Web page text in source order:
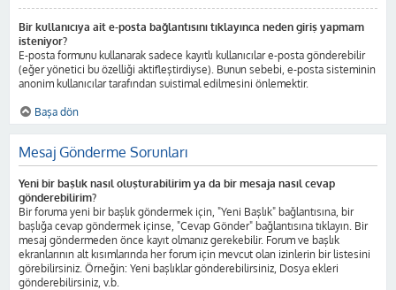
Bir kullanıcıya ait e-posta bağlantısını tıklayınca neden giriş yapmam
isteniyor?
E-posta formunu kullanarak sadece kayıtlı kullanıcılar e-posta gönderebilir
(eğer yönetici bu özelliği aktifleştirdiyse). Bunun sebebi, e-posta sisteminin
anonim kullanıcılar tarafından suistimal edilmesini önlemektir.
Başa dön
Mesaj Gönderme Sorunları
Yeni bir başlık nasıl oluşturabilirim ya da bir mesaja nasıl cevap
gönderebilirim?
Bir foruma yeni bir başlık göndermek için, "Yeni Başlık" bağlantısına, bir
başlığa cevap göndermek içinse, "Cevap Gönder" bağlantısına tıklayın. Bir
mesaj göndermeden önce kayıt olmanız gerekebilir. Forum ve başlık
ekranlarının alt kısımlarında her forum için mevcut olan izinlerin bir listesini
görebilirsiniz. Örneğin: Yeni başlıklar gönderebilirsiniz, Dosya ekleri
gönderebilirsiniz, v.b.